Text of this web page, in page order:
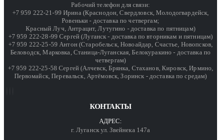
Рабочий телефон для связи:
+7 959 222-21-99 Ирина (Краснодон, Свердловск, Молодогвардейск,
Ровеньки - доставка по четвергам;
Красный Луч, Антрацит, Лутугино - доставка по пятницам)
+7 959 222-28-99 Сергей (Луганск - доставка по вторникам и пятницам)
+7 959 222-25-59 Антон (Старобельск, Новоайдар, Счастье, Новопсков,
Беловодск, Марковка, Станица-Луганская, Белокуракино - доставка по
четвергам)
+7 959 222-25-58 Сергей (Алчевск, Брянка, Стаханов, Кировск, Ирмино,
Первомайск, Перевальск, Артёмовск, Зоринск - доставка по средам)
КОНТАКТЫ
АДРЕС:
г. Луганск ул. Звейнека 147а